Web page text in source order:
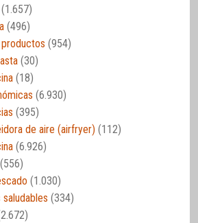
(1.657)
(496)
(954)
(30)
(18)
(6.930)
(395)
de aire (airfryer) (112)
(6.926)
(556)
(1.030)
saludables (334)